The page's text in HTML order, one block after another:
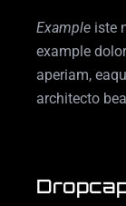
Example iste
example
aperiam,
architecto